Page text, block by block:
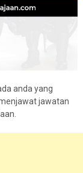
anda yang
jawatan